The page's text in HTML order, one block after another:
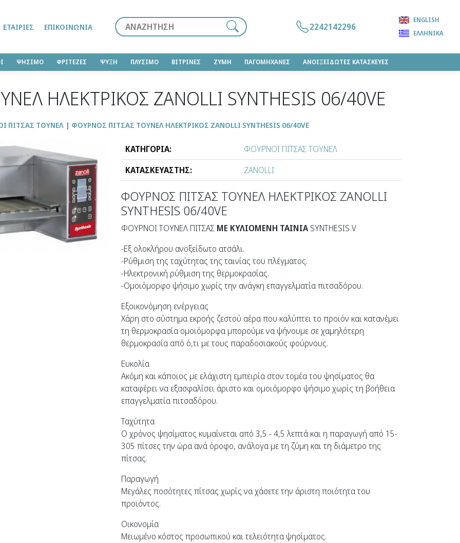
ΨΗΣΙΜΟ ΦΡΙΤΕΖΕΣ ΨΥΞΗ ΠΛΥΣΙΜΟ ΒΙΤΡΙΝΕΣ ΖΥΜΗ ΠΑΓΟΜΗΧΑΝΕΣ ΑΝΟΙΞΕΙΔΩΤΕΣ ΚΑΤΑΣΚΕΥΕΣ
ΕΤΑΙΡΊΕΣ ΕΠΙΚΟΙΝΩΝΊΑ 2242142296
ENGLISH
ΕΛΛΗΝΙΚΆ
ΗΛΕΚΤΡΙΚΟΣ ZANOLLI SYNTHESIS 06/40VE
ΠΙΤΣΑΣ ΤΟΥΝΕΛ ΦΟΥΡΝΟΣ ΠΙΤΣΑΣ ΤΟΥΝΕΛ ΗΛΕΚΤΡΙΚΟΣ ZANOLLI SYNTHESIS 06/40VE
ΚΑΤΗΓΟΡΙΑ:
ΦΟΥΡΝΟΙ ΠΙΤΣΑΣ ΤΟΥΝΕΛ
ΚΑΤΑΣΚΕΥΑΣΤΗΣ:
ZANOLLI
ΦΟΥΡΝΟΣ ΠΙΤΣΑΣ ΤΟΥΝΕΛ ΗΛΕΚΤΡΙΚΟΣ ZANOLLI
SYNTHESIS 06/40VE
ΦΟΥΡΝΟΙ ΤΟΥΝΕΛ ΠΙΤΣΑΣ ΜΕ ΚΥΛΙΟΜΕΝΗ ΤΑΙΝΙΑSYNTHESIS V
-Εξ ολοκλήρου ανοξείδωτο ατσάλι.
-Ρύθμιση της ταχύτητας της ταινίας του πλέγματος.
-Ηλεκτρονική ρύθμιση της θερμοκρασίας.
-Ομοιόμορφο ψήσιμο χωρίς την ανάγκη επαγγελματία πιτσαδόρου.
Εξοικονόμηση ενέργειας
Χάρη στο σύστημα εκροής ζεστού αέρα που καλύπτει το προϊόν και κατανέμει
τη θερμοκρασία ομοιόμορφα μπορούμε να ψήνουμε σε χαμηλότερη
θερμοκρασία από ό,τι με τους παραδοσιακούς φούρνους.
Ευκολία
Ακόμη και κάποιος με ελάχιστη εμπειρία στον τομέα του ψησίματος θα
καταφέρει να εξασφαλίσει άριστο και ομοιόμορφο ψήσιμο χωρίς τη βοήθεια
επαγγελματία πιτσαδόρου.
Ταχύτητα
Ο χρόνος ψησίματος κυμαίνεται από 3,5 - 4,5 λεπτά και η παραγωγή από 15-
305 πίτσες την ώρα ανά όροφο, ανάλογα με τη ζύμη και τη διάμετρο της
πίτσας.
Παραγωγή
Μεγάλες ποσότητες πίτσας χωρίς να χάσετε την άριστη ποιότητα του
προϊόντος.
Οικονομία
Μειωμένο κόστος προσωπικού και τελειότητα ψησίματος.